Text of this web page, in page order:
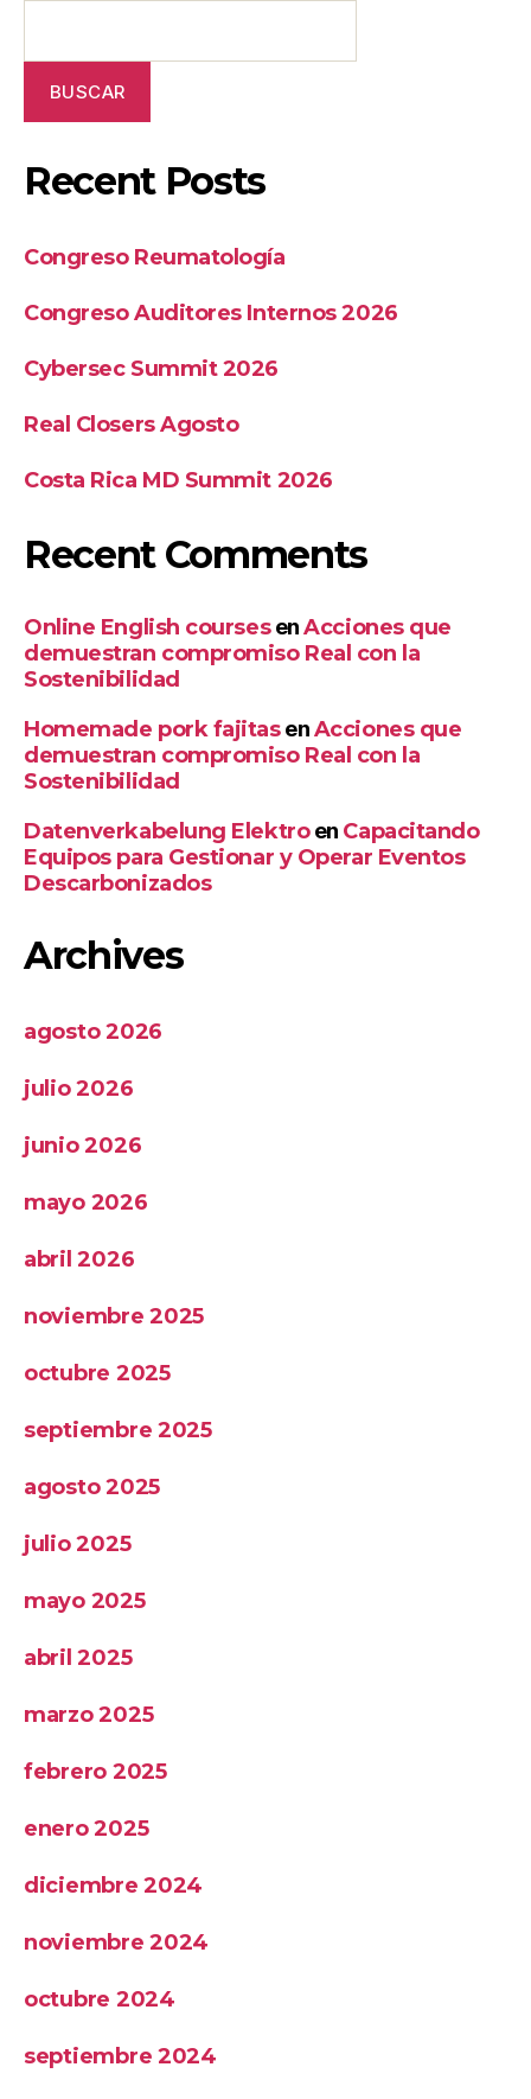
BUSCAR
Recent Posts
Congreso Reumatología
Congreso Auditores Internos 2026
Cybersec Summit 2026
Real Closers Agosto
Costa Rica MD Summit 2026
Recent Comments
Online English coursesenAcciones que
demuestran compromiso Real con la
Sostenibilidad
Homemade pork fajitasenAcciones que
demuestran compromiso Real con la
Sostenibilidad
Datenverkabelung Elektroen Capacitando
Equipos para Gestionar y Operar Eventos
Descarbonizados
Archives
agosto 2026
julio 2026
junio 2026
mayo 2026
abril 2026
noviembre 2025
octubre 2025
septiembre 2025
agosto 2025
julio 2025
mayo 2025
abril 2025
marzo 2025
febrero 2025
enero 2025
diciembre 2024
noviembre 2024
octubre 2024
septiembre 2024